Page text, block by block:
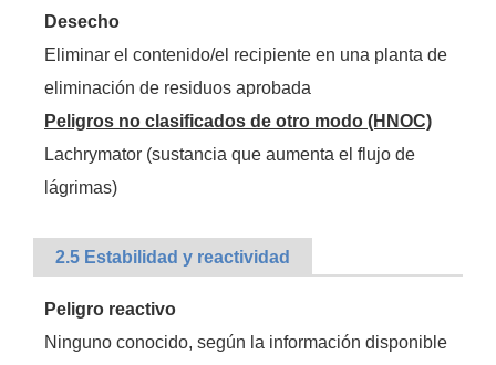
Desecho
Eliminar el contenido/el recipiente en una planta de
eliminación de residuos aprobada
Peligros no clasificados de otro modo (HNOC)
Lachrymator (sustancia que aumenta el flujo de
lágrimas)
2.5 Estabilidad y reactividad
Peligro reactivo
Ninguno conocido, según la información disponible